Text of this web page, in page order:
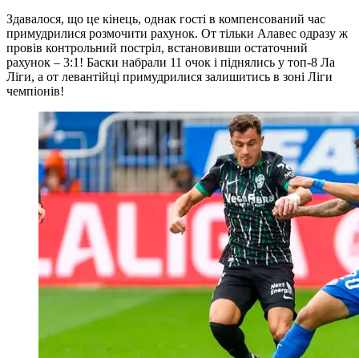
Здавалося, що це кінець, однак гості в компенсований час
примудрилися розмочити рахунок. От тільки Алавес одразу ж
провів контрольний постріл, встановивши остаточний
рахунок – 3:1! Баски набрали 11 очок і піднялись у топ-8 Ла
Ліги, а от левантійці примудрилися залишитись в зоні Ліги
чемпіонів!